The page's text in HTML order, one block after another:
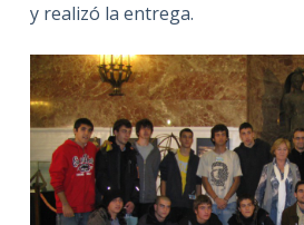
y realizó la entrega.